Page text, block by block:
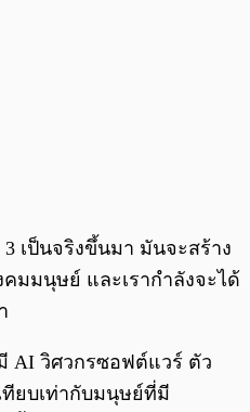
เป็นจริงขึ้นมา มันจะสร้าง
มมนุษย์ และเรากำลังจะได้
AI วิศวกรซอฟต์แวร์ ตัว
ยบเท่ากับมนุษย์ที่มี